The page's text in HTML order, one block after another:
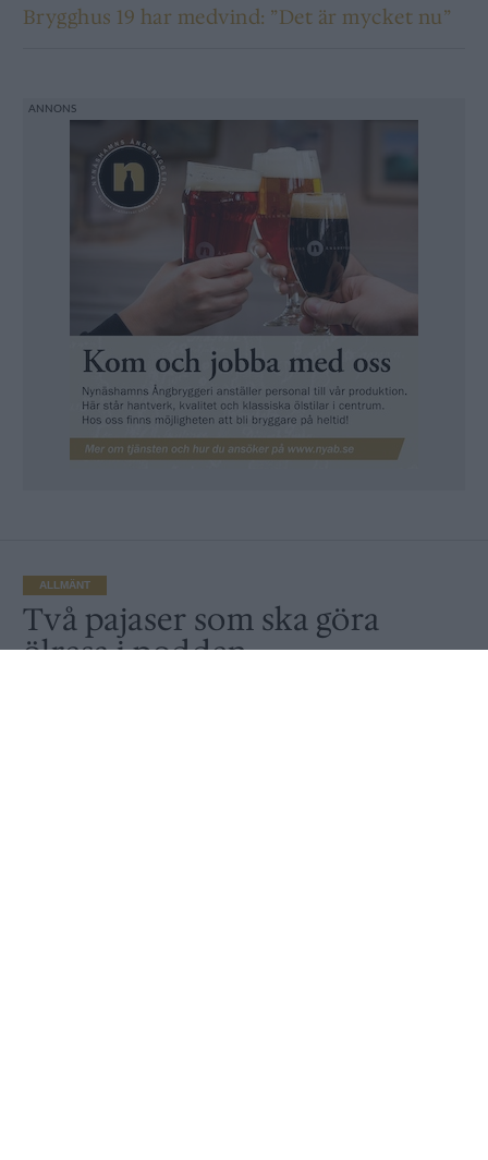
Brygghus 19 har medvind: ”Det är mycket nu”
ALLMÄNT
Två pajaser som ska göra
ölresa i podden